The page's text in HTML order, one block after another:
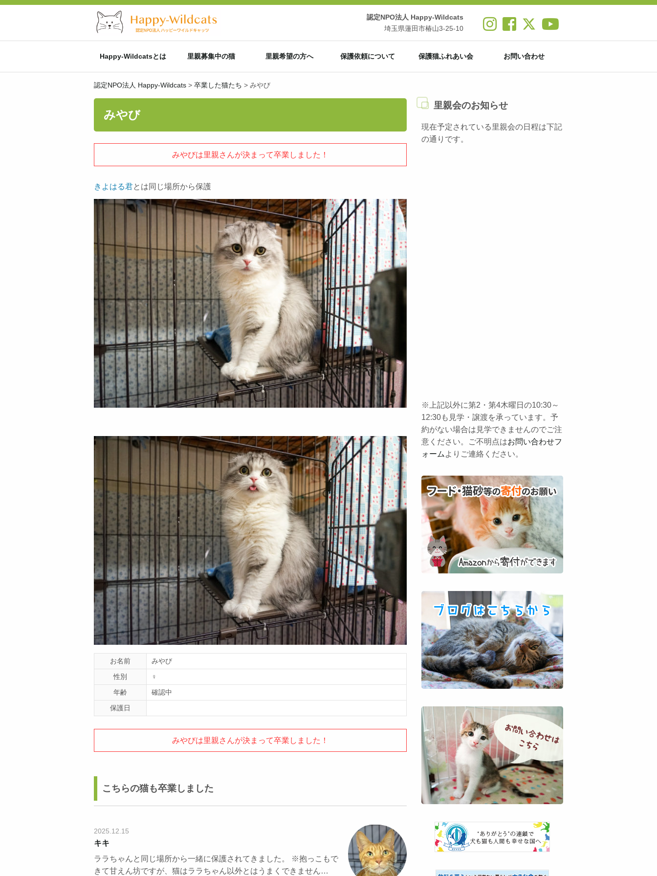
認定NPO法人 Happy-Wildcats
埼玉県蓮田市椿山3-25-10
Happy-Wildcatsとは 里親募集中の猫 里親希望の方へ 保護依頼について 保護猫ふれあい会 お問い合わせ
認定NPO法人 Happy-Wildcats > 卒業した猫たち > みやび
みやび
みやびは里親さんが決まって卒業しました！
きよはる君とは同じ場所から保護
お名前
みやび
性別
♀
年齢
確認中
保護日
みやびは里親さんが決まって卒業しました！
こちらの猫も卒業しました
2025.12.15
キキ
ララちゃんと同じ場所から一緒に保護されてきました。 ※抱っこもで
きて甘えん坊ですが、猫はララちゃん以外とはうまくできません…
里親会のお知らせ
現在予定されている里親会の日程は下記
の通りです。
※上記以外に第2・第4木曜日の10:30～
12:30も見学・譲渡を承っています。予
約がない場合は見学できませんのでご注
意ください。ご不明点はお問い合わせフ
ォーム よりご連絡ください。